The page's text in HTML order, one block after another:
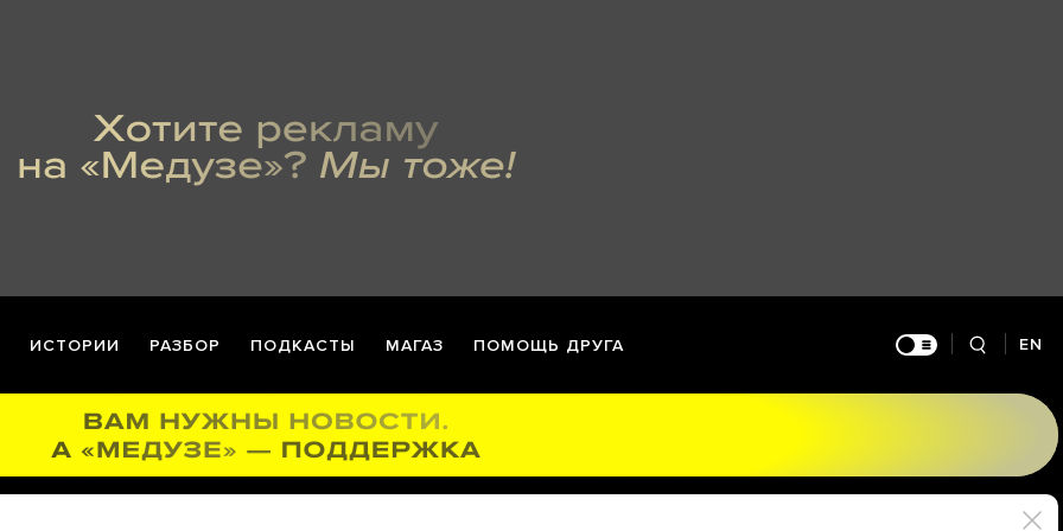
ИСТОРИИ РАЗБОР ПОДКАСТЫ МАГАЗ ПОМОЩЬ ДРУГА EN